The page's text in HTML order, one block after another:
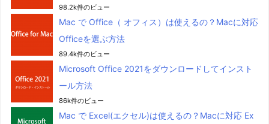
98.2k件のビュー
Mac で Office（ オフィス）は使えるの？Macに対応
Officeを選ぶ方法
89.4k件のビュー
Microsoft Office 2021をダウンロードしてインスト
ール方法
86k件のビュー
Mac で Excel(エクセル)は使えるの？Macに対応 Ex